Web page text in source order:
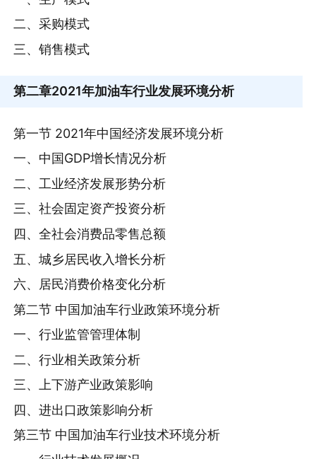
二、采购模式
三、销售模式
第二章2021年加油车行业发展环境分析
第一节 2021年中国经济发展环境分析
一、中国GDP增长情况分析
二、工业经济发展形势分析
三、社会固定资产投资分析
四、全社会消费品零售总额
五、城乡居民收入增长分析
六、居民消费价格变化分析
第二节 中国加油车行业政策环境分析
一、行业监管管理体制
二、行业相关政策分析
三、上下游产业政策影响
四、进出口政策影响分析
第三节 中国加油车行业技术环境分析